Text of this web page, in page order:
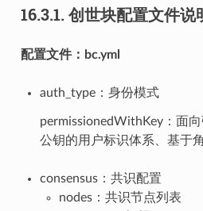
16.3.1. 创世块配置文件说
配置文件：bc.yml
auth_type：身份模式
permissionedWithKey：面
公钥的用户标识体系、基于
consensus：共识配置
nodes：共识节点列表